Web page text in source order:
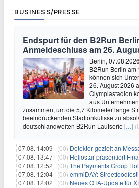
BUSINESS/PRESSE
Endspurt für den B2Run
Anmeldeschluss am 26.
Berlin,
B2Run Berlin am
können sich
26. August 2026
Olympiastadion
aus
zusammen, um die 5,7 Kilometer lange
beeindruckenden Stadionkulisse zu
deutschlandweiten B2Run Laufserie […]
07.08. 14:09 | (00) Detektor gezielt an
07.08. 13:47 | (00) Heliostar präsentiert Finanz- und Betriebsergebnis für das
07.08. 12:52 | (00) The Payments Group Holding erzielt
07.08. 12:04 | (00) emmiDAY: Streetfoodfestival verbindet
07.08. 12:02 | (00) Neues OTA-Update für XPENG Modelle: XOS